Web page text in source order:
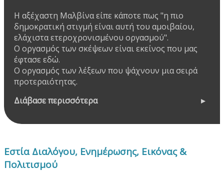
Η αξέχαστη Μαλβίνα είπε κάποτε πως "η πιο
δημοκρατική στιγμή είναι αυτή του αμοιβαίου,
ελάχιστα ετεροχρονισμένου οργασμού".
Ο οργασμός των σκέψεων είναι εκείνος που μας
έφτασε εδώ.
Ο οργασμός των λέξεων που ψάχνουν μια σειρά
προτεραιότητας.
Διάβασε περισσότερα
Εστία Διαλόγου, Ενημέρωσης, Εικόνας &
Πολιτισμού